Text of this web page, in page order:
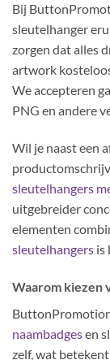
Bij
sleutelhanger
zorgen dat alles
artwork
We accepteren
PNG en andere
Wil je naast een
sleutelhangers
uitgebreider
elementen
sleutelhangers is
Waarom kiezen
naambadgesen
zelf, wat